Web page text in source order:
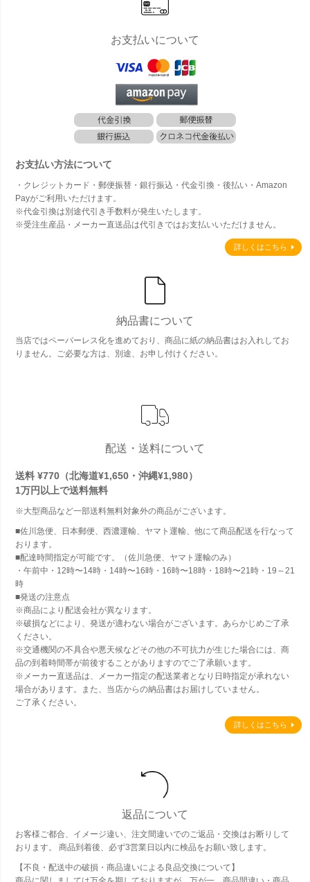
お支払いについて
お支払い方法について
・クレジットカード・郵便振替・銀行振込・代金引換・後払い・Amazon
Payがご利用いただけます。
※代金引換は別途代引き手数料が発生いたします。
※受注生産品・メーカー直送品は代引きではお支払いいただけません。
詳しくはこちら
納品書について
当店ではペーパーレス化を進めており、商品に紙の納品書はお入れしてお
りません。ご必要な方は、別途、お申し付けください。
配送・送料について
送料 ¥770（北海道¥1,650・沖縄¥1,980）
1万円以上で送料無料
※大型商品など一部送料無料対象外の商品がございます。
■佐川急便、日本郵便、西濃運輸、ヤマト運輸、他にて商品配送を行なって
おります。
■配達時間指定が可能です。（佐川急便、ヤマト運輸のみ）
・午前中・12時〜14時・14時〜16時・16時〜18時・18時〜21時・19～21
時
■発送の注意点
※商品により配送会社が異なります。
※破損などにより、発送が適わない場合がございます。あらかじめご了承
ください。
※交通機関の不具合や悪天候などその他の不可抗力が生じた場合には、商
品の到着時間帯が前後することがありますのでご了承願います。
※メーカー直送品は、メーカー指定の配送業者となり日時指定が承れない
場合があります。また、当店からの納品書はお届けしていません。
ご了承ください。
詳しくはこちら
返品について
お客様ご都合、イメージ違い、注文間違いでのご返品・交換はお断りして
おります。 商品到着後、必ず3営業日以内に検品をお願い致します。
【不良・配送中の破損・商品違いによる良品交換について】